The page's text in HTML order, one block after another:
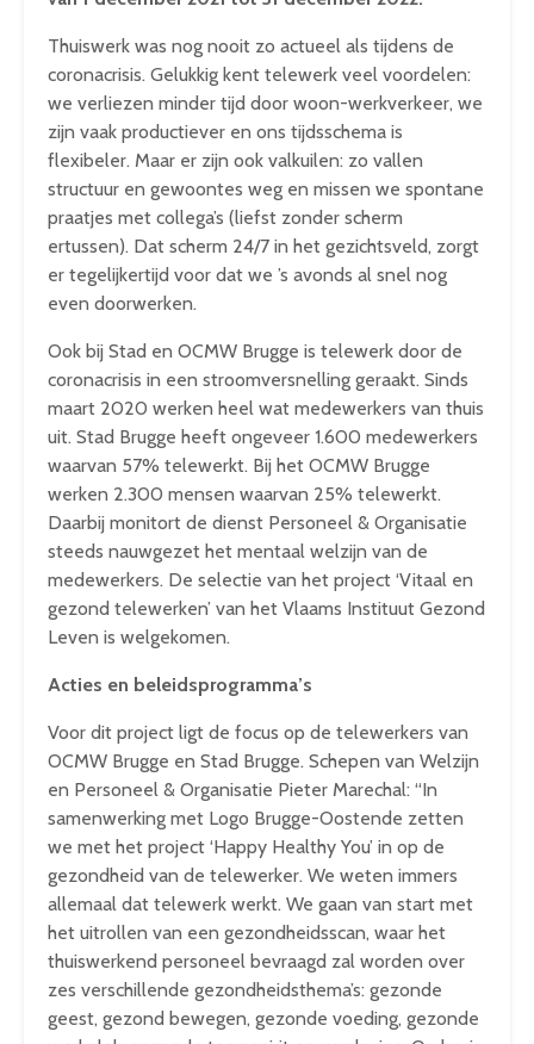
Thuiswerk was nog nooit zo actueel als tijdens de
coronacrisis. Gelukkig kent telewerk veel voordelen:
we verliezen minder tijd door woon-werkverkeer, we
zijn vaak productiever en ons tijdsschema is
flexibeler. Maar er zijn ook valkuilen: zo vallen
structuur en gewoontes weg en missen we spontane
praatjes met collega’s (liefst zonder scherm
ertussen). Dat scherm 24/7 in het gezichtsveld, zorgt
er tegelijkertijd voor dat we ’s avonds al snel nog
even doorwerken.
Ook bij Stad en OCMW Brugge is telewerk door de
coronacrisis in een stroomversnelling geraakt. Sinds
maart 2020 werken heel wat medewerkers van thuis
uit. Stad Brugge heeft ongeveer 1.600 medewerkers
waarvan 57% telewerkt. Bij het OCMW Brugge
werken 2.300 mensen waarvan 25% telewerkt.
Daarbij monitort de dienst Personeel & Organisatie
steeds nauwgezet het mentaal welzijn van de
medewerkers. De selectie van het project ‘Vitaal en
gezond telewerken’ van het Vlaams Instituut Gezond
Leven is welgekomen.
Acties en beleidsprogramma’s
Voor dit project ligt de focus op de telewerkers van
OCMW Brugge en Stad Brugge. Schepen van Welzijn
en Personeel & Organisatie Pieter Marechal: “In
samenwerking met Logo Brugge-Oostende zetten
we met het project ‘Happy Healthy You’ in op de
gezondheid van de telewerker. We weten immers
allemaal dat telewerk werkt. We gaan van start met
het uitrollen van een gezondheidsscan, waar het
thuiswerkend personeel bevraagd zal worden over
zes verschillende gezondheidsthema’s: gezonde
geest, gezond bewegen, gezonde voeding, gezonde